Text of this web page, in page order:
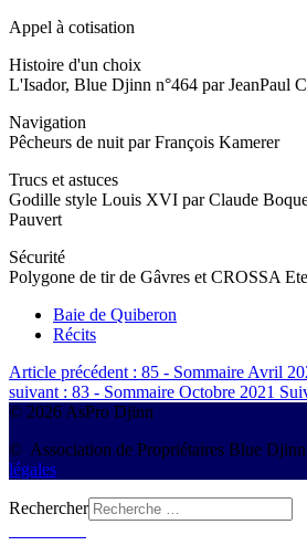
Appel à cotisation
Histoire d'un choix
L'Isador, Blue Djinn n°464 par JeanPaul
Navigation
Pêcheurs de nuit par François Kamerer
Trucs et astuces
Godille style Louis XVI par Claude
Pauvert
Sécurité
Polygone de tir de Gâvres et CROSSA
Baie de Quiberon
Récits
Article précédent : 85 - Sommaire Avril
suivant : 83 - Sommaire Octobre 2021
© 2026 AsPro Djinn
© Association de Propriétaires Blue
légales
Rechercher